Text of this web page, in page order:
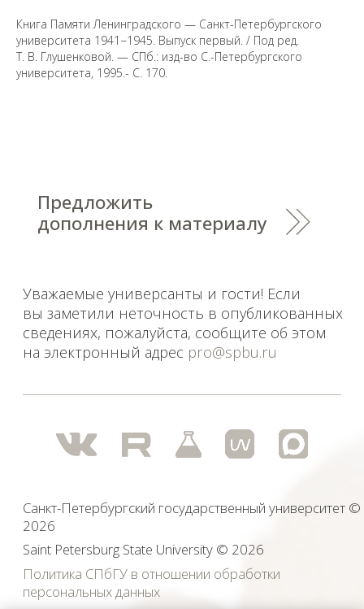
Книга Памяти Ленинградского — Санкт-Петербургского
университета 1941−1945. Выпуск первый. / Под ред.
Т. В. Глушенковой. — СПб.: изд-во С.-Петербургского
университета, 1995.- С. 170.
дополнения к материалу
опубликованы архивные материалы с упоминанием
физических и юридических лиц, включенных
Министерством юстиции Российской Федерации в реестр
иностранных агентов, а также организаций, признанных
экстремистскими и запрещенных на территории
Уважаемые универсанты и гости! Если
Санкт-Петербургский государственный университет ©
2026